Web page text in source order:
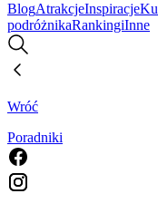
BlogAtrakcjeInspiracje
podróżnikaRankingiInne
Wróć
Poradniki